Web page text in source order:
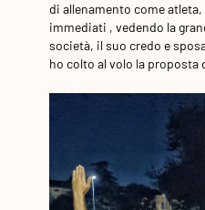
di allenamento come
immediati , vedendo la
società, il suo credo e
ho colto al volo la